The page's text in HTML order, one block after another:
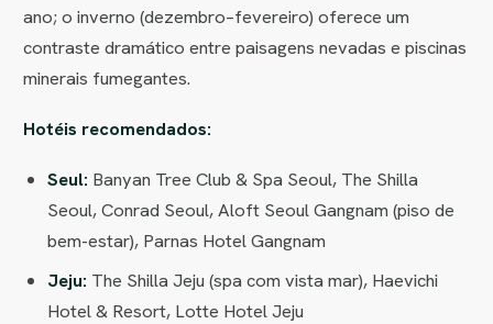
ano; o inverno (dezembro–fevereiro) oferece um
contraste dramático entre paisagens nevadas e piscinas
minerais fumegantes.
Hotéis recomendados:
Seul: Banyan Tree Club & Spa Seoul, The Shilla
Seoul, Conrad Seoul, Aloft Seoul Gangnam (piso de
bem-estar), Parnas Hotel Gangnam
Jeju: The Shilla Jeju (spa com vista mar), Haevichi
Hotel & Resort, Lotte Hotel Jeju